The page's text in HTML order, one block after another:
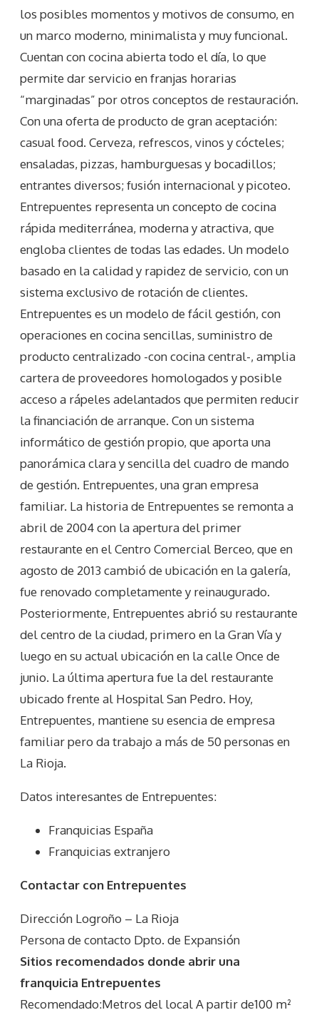
los posibles momentos y motivos de consumo, en
un marco moderno, minimalista y muy funcional.
Cuentan con cocina abierta todo el día, lo que
permite dar servicio en franjas horarias
“marginadas” por otros conceptos de restauración.
Con una oferta de producto de gran aceptación:
casual food. Cerveza, refrescos, vinos y cócteles;
ensaladas, pizzas, hamburguesas y bocadillos;
entrantes diversos; fusión internacional y picoteo.
Entrepuentes representa un concepto de cocina
rápida mediterránea, moderna y atractiva, que
engloba clientes de todas las edades. Un modelo
basado en la calidad y rapidez de servicio, con un
sistema exclusivo de rotación de clientes.
Entrepuentes es un modelo de fácil gestión, con
operaciones en cocina sencillas, suministro de
producto centralizado -con cocina central-, amplia
cartera de proveedores homologados y posible
acceso a rápeles adelantados que permiten reducir
la financiación de arranque. Con un sistema
informático de gestión propio, que aporta una
panorámica clara y sencilla del cuadro de mando
de gestión. Entrepuentes, una gran empresa
familiar. La historia de Entrepuentes se remonta a
abril de 2004 con la apertura del primer
restaurante en el Centro Comercial Berceo, que en
agosto de 2013 cambió de ubicación en la galería,
fue renovado completamente y reinaugurado.
Posteriormente, Entrepuentes abrió su restaurante
del centro de la ciudad, primero en la Gran Vía y
luego en su actual ubicación en la calle Once de
junio. La última apertura fue la del restaurante
ubicado frente al Hospital San Pedro. Hoy,
Entrepuentes, mantiene su esencia de empresa
familiar pero da trabajo a más de 50 personas en
La Rioja.
Datos interesantes de Entrepuentes:
Franquicias España
Franquicias extranjero
Contactar con Entrepuentes
Dirección Logroño – La Rioja
Persona de contacto Dpto. de Expansión
Sitios recomendados donde abrir una
franquicia Entrepuentes
Recomendado:Metros del local A partir de100 m²